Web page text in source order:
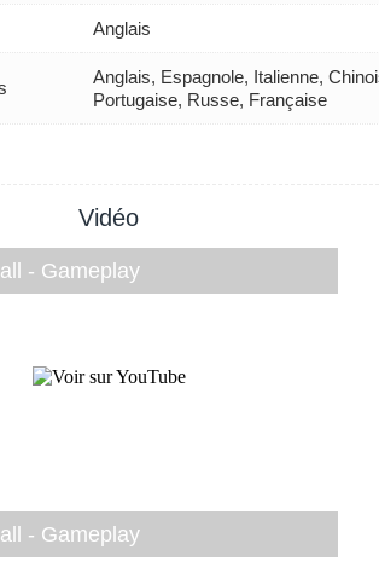
Anglais
Anglais, Espagnole, Italienne,
Portugaise, Russe, Française
Vidéo
- Gameplay
- Gameplay